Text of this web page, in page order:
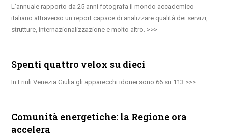
L’annuale rapporto da 25 anni fotografa il mondo accademico
italiano attraverso un report capace di analizzare qualità dei servizi,
strutture, internazionalizzazione e molto altro.
Spenti quattro velox su dieci
In Friuli Venezia Giulia gli apparecchi idonei sono 66 su 113
Comunità energetiche: la Regione ora
accelera